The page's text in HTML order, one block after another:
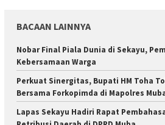
BACAAN LAINNYA
Nobar Final Piala Dunia di Sekayu,
Kebersamaan Warga
Perkuat Sinergitas, Bupati HM Toha
Bersama Forkopimda di Mapolres
Lapas Sekayu Hadiri Rapat